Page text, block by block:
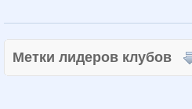
Метки лидеров клубов